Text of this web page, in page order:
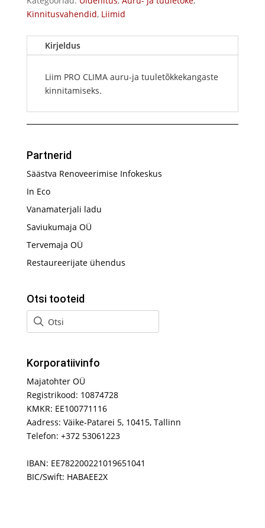
Kinnitusvahendid, Liimid
Kirjeldus
Liim PRO CLIMA auru-ja tuuletõkkekangaste
kinnitamiseks.
Partnerid
Säästva Renoveerimise Infokeskus
In Eco
Vanamaterjali ladu
Saviukumaja OÜ
Tervemaja OÜ
Restaureerijate ühendus
Otsi tooteid
Korporatiivinfo
Majatohter OÜ
Registrikood: 10874728
KMKR: EE100771116
Aadress: Väike-Patarei 5, 10415, Tallinn
Telefon: +372 53061223
IBAN: EE782200221019651041
BIC/Swift: HABAEE2X